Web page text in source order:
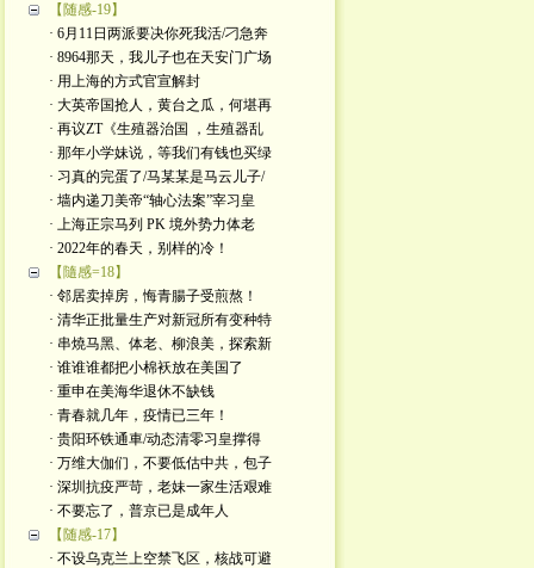
【随感-19】
· 6月11日两派要决你死我活/刁急奔
· 8964那天，我儿子也在天安门广场
· 用上海的方式官宣解封
· 大英帝国抢人，黄台之瓜，何堪再
· 再议ZT《生殖器治国 ，生殖器乱
· 那年小学妹说，等我们有钱也买绿
· 习真的完蛋了/马某某是马云儿子/
· 墙内递刀美帝“轴心法案”宰习皇
· 上海正宗马列 PK 境外势力体老
· 2022年的春天，别样的冷！
【隨感=18】
· 邻居卖掉房，悔青腸子受煎熬！
· 清华正批量生产对新冠所有变种特
· 串燒马黑、体老、柳浪美，探索新
· 谁谁谁都把小棉袄放在美国了
· 重申在美海华退休不缺钱
· 青春就几年，疫情已三年！
· 贵阳环铁通車/动态清零习皇撑得
· 万维大伽们，不要低估中共，包子
· 深圳抗疫严苛，老妹一家生活艰难
· 不要忘了，普京已是成年人
【随感-17】
· 不设乌克兰上空禁飞区，核战可避